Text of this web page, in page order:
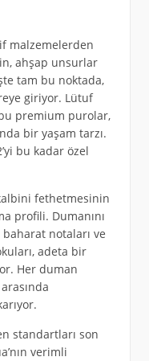
malzemelerden
ahşap unsurlar
tam bu noktada,
giriyor. Lütuf
premium purolar,
bir yaşam tarzı.
bu kadar özel
fethetmesinin
profili. Dumanını
notaları ve
adeta bir
Her duman
standartları son
verimli